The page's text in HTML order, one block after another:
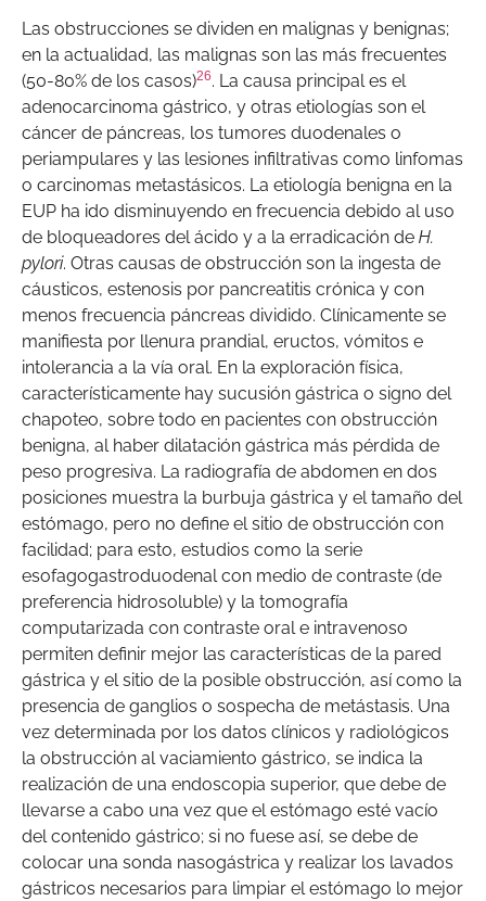
Las obstrucciones se dividen en malignas y benignas;
en la actualidad, las malignas son las más frecuentes
(50-80% de los casos)26. La causa principal es el
adenocarcinoma gástrico, y otras etiologías son el
cáncer de páncreas, los tumores duodenales o
periampulares y las lesiones infiltrativas como linfomas
o carcinomas metastásicos. La etiología benigna en la
EUP ha ido disminuyendo en frecuencia debido al uso
de bloqueadores del ácido y a la erradicación de H.
pylori. Otras causas de obstrucción son la ingesta de
cáusticos, estenosis por pancreatitis crónica y con
menos frecuencia páncreas dividido. Clínicamente se
manifiesta por llenura prandial, eructos, vómitos e
intolerancia a la vía oral. En la exploración física,
característicamente hay sucusión gástrica o signo del
chapoteo, sobre todo en pacientes con obstrucción
benigna, al haber dilatación gástrica más pérdida de
peso progresiva. La radiografía de abdomen en dos
posiciones muestra la burbuja gástrica y el tamaño del
estómago, pero no define el sitio de obstrucción con
facilidad; para esto, estudios como la serie
esofagogastroduodenal con medio de contraste (de
preferencia hidrosoluble) y la tomografía
computarizada con contraste oral e intravenoso
permiten definir mejor las características de la pared
gástrica y el sitio de la posible obstrucción, así como la
presencia de ganglios o sospecha de metástasis. Una
vez determinada por los datos clínicos y radiológicos
la obstrucción al vaciamiento gástrico, se indica la
realización de una endoscopia superior, que debe de
llevarse a cabo una vez que el estómago esté vacío
del contenido gástrico; si no fuese así, se debe de
colocar una sonda nasogástrica y realizar los lavados
gástricos necesarios para limpiar el estómago lo mejor